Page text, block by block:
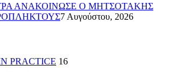
ΑΝΑΚΟΙΝΩΣΕ Ο ΜΗΤΣΟΤΑΚΗΣ
7 Αυγούστου, 2026
PRACTICE 16